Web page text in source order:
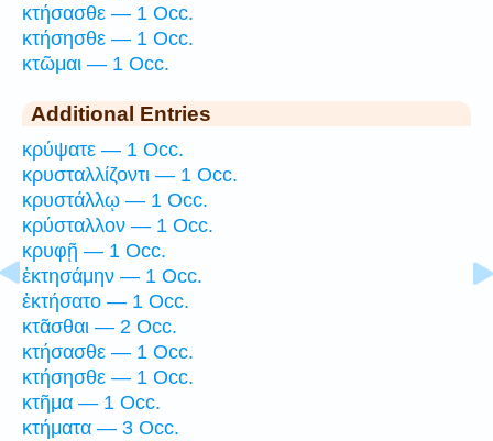
κτήσασθε — 1 Occ.
κτήσησθε — 1 Occ.
κτῶμαι — 1 Occ.
Additional Entries
κρύψατε — 1 Occ.
κρυσταλλίζοντι — 1 Occ.
κρυστάλλῳ — 1 Occ.
κρύσταλλον — 1 Occ.
κρυφῇ — 1 Occ.
ἐκτησάμην — 1 Occ.
ἐκτήσατο — 1 Occ.
κτᾶσθαι — 2 Occ.
κτήσασθε — 1 Occ.
κτήσησθε — 1 Occ.
κτῆμα — 1 Occ.
κτήματα — 3 Occ.